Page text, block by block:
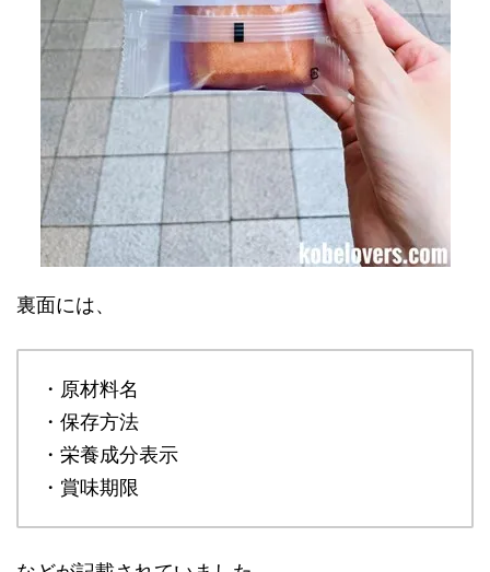
裏面には、
・原材料名
・保存方法
・栄養成分表示
・賞味期限